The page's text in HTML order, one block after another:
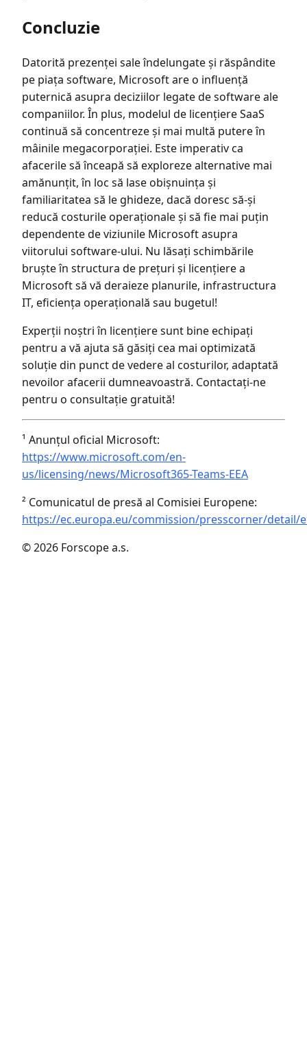
Concluzie
Datorită prezenței sale îndelungate și răspândite
pe piața software, Microsoft are o influență
puternică asupra deciziilor legate de software ale
companiilor. În plus, modelul de licențiere SaaS
continuă să concentreze și mai multă putere în
mâinile megacorporației. Este imperativ ca
afacerile să înceapă să exploreze alternative mai
amănunțit, în loc să lase obișnuința și
familiaritatea să le ghideze, dacă doresc să-și
reducă costurile operaționale și să fie mai puțin
dependente de viziunile Microsoft asupra
viitorului software-ului. Nu lăsați schimbările
bruște în structura de prețuri și licențiere a
Microsoft să vă deraieze planurile, infrastructura
IT, eficiența operațională sau bugetul!
Experții noștri în licențiere sunt bine echipați
pentru a vă ajuta să găsiți cea mai optimizată
soluție din punct de vedere al costurilor, adaptată
nevoilor afacerii dumneavoastră. Contactați-ne
pentru o consultație gratuită!
¹ Anunțul oficial Microsoft:
https://www.microsoft.com/en-
us/licensing/news/Microsoft365-Teams-EEA
² Comunicatul de presă al Comisiei Europene:
https://ec.europa.eu/commission/presscorner/detail/
© 2026 Forscope a.s.